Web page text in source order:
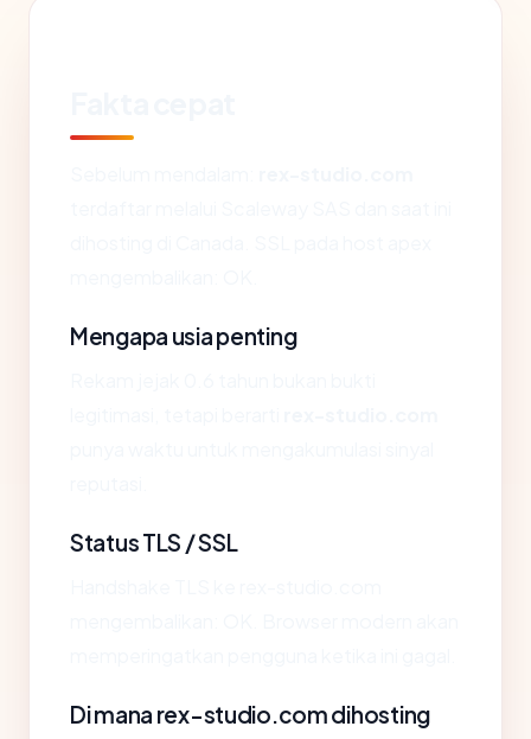
Mengapa usia penting
Status TLS / SSL
Di mana rex-studio.com dihosting